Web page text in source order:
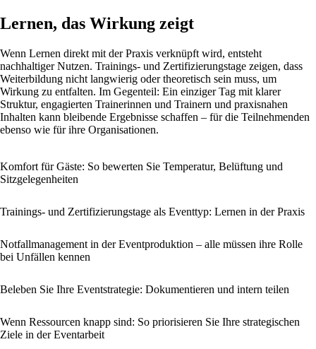
Lernen, das Wirkung zeigt
Wenn Lernen direkt mit der Praxis verknüpft wird, entsteht
nachhaltiger Nutzen. Trainings- und Zertifizierungstage zeigen, dass
Weiterbildung nicht langwierig oder theoretisch sein muss, um
Wirkung zu entfalten. Im Gegenteil: Ein einziger Tag mit klarer
Struktur, engagierten Trainerinnen und Trainern und praxisnahen
Inhalten kann bleibende Ergebnisse schaffen – für die Teilnehmenden
ebenso wie für ihre Organisationen.
Komfort für Gäste: So bewerten Sie Temperatur, Belüftung und
Sitzgelegenheiten
Trainings- und Zertifizierungstage als Eventtyp: Lernen in der Praxis
Notfallmanagement in der Eventproduktion – alle müssen ihre Rolle
bei Unfällen kennen
Beleben Sie Ihre Eventstrategie: Dokumentieren und intern teilen
Wenn Ressourcen knapp sind: So priorisieren Sie Ihre strategischen
Ziele in der Eventarbeit